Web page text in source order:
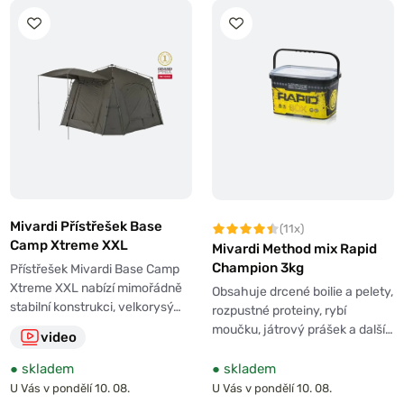
Mivardi Přístřešek Base
Camp Xtreme XXL
Přístřešek Mivardi Base Camp
Xtreme XXL nabízí mimořádně
stabilní konstrukci, velkorysý…
video
● skladem
U Vás v pondělí 10. 08.
(11x)
Mivardi Method mix Rapid
Champion 3kg
Obsahuje drcené boilie a pelety,
rozpustné proteiny, rybí
moučku, játrový prášek a další…
● skladem
U Vás v pondělí 10. 08.